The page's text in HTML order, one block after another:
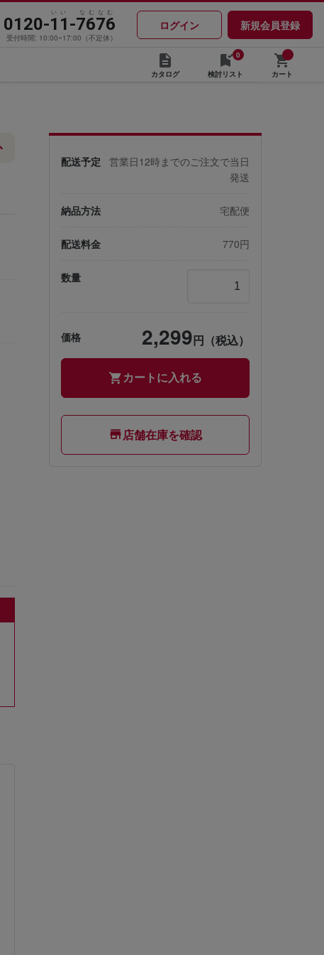
いい なむなむ
0120-11-7676
受付時間: 10:00~17:00（不定休）
ログイン 新規会員登録
カタログ
0
検討リスト
カート
配送予定
営業日12時までのご注文で当日
発送
納品方法 宅配便
配送料金 770円
数量
価格 2,299円（税込）
カートに入れる
店舗在庫を確認